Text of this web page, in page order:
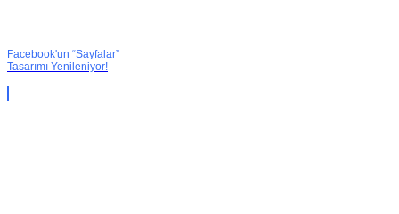
Facebook'un “Sayfalar”
Tasarımı Yenileniyor!